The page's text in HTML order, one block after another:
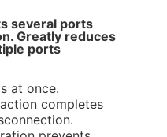
several ports
Greatly reduces
ports
at once.
completes